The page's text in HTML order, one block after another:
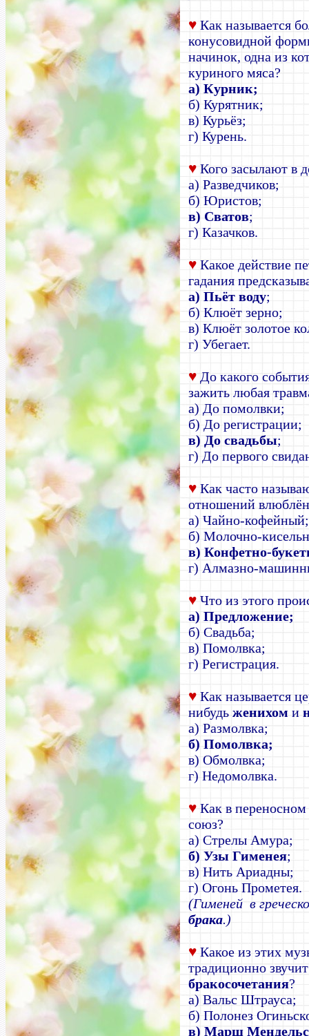
♥ Как называется
конусовидной
начинок, одна из
куриного мяса?
а) Курник;
б) Курятник;
в) Курьёз;
г) Курень.
♥ Кого засылают в
а) Разведчиков;
б) Юристов;
в) Сватов;
г) Казачков.
♥ Какое действие
гадания
а) Пьёт воду;
б) Клюёт зерно;
в) Клюёт золотое
г) Убегает.
♥ До какого
зажить любая
а) До помолвки;
б) До регистрации;
в) До свадьбы;
г) До первого
♥ Как часто
отношений
а) Чайно-кофейный;
б) Молочно-
в) Конфетно-
г) Алмазно-
♥ Что из этого
а) Предложение;
б) Свадьба;
в) Помолвка;
г) Регистрация.
♥ Как называется
нибудьженихом и
а) Размолвка;
б) Помолвка;
в) Обмолвка;
г) Недомолвка.
♥ Как в
союз?
а) Стрелы Амура;
б) Узы Гименея;
в) Нить Ариадны;
г) Огонь Прометея.
(Гименей в
брака.)
♥ Какое из этих
традиционно
бракосочетания?
а) Вальс Штрауса;
б) Полонез
в) Марш